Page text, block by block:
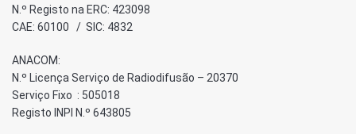
N.º Registo na ERC: 423098
CAE: 60100 / SIC: 4832
ANACOM:
N.º Licença Serviço de Radiodifusão – 20370
Serviço Fixo : 505018
Registo INPI N.º 643805